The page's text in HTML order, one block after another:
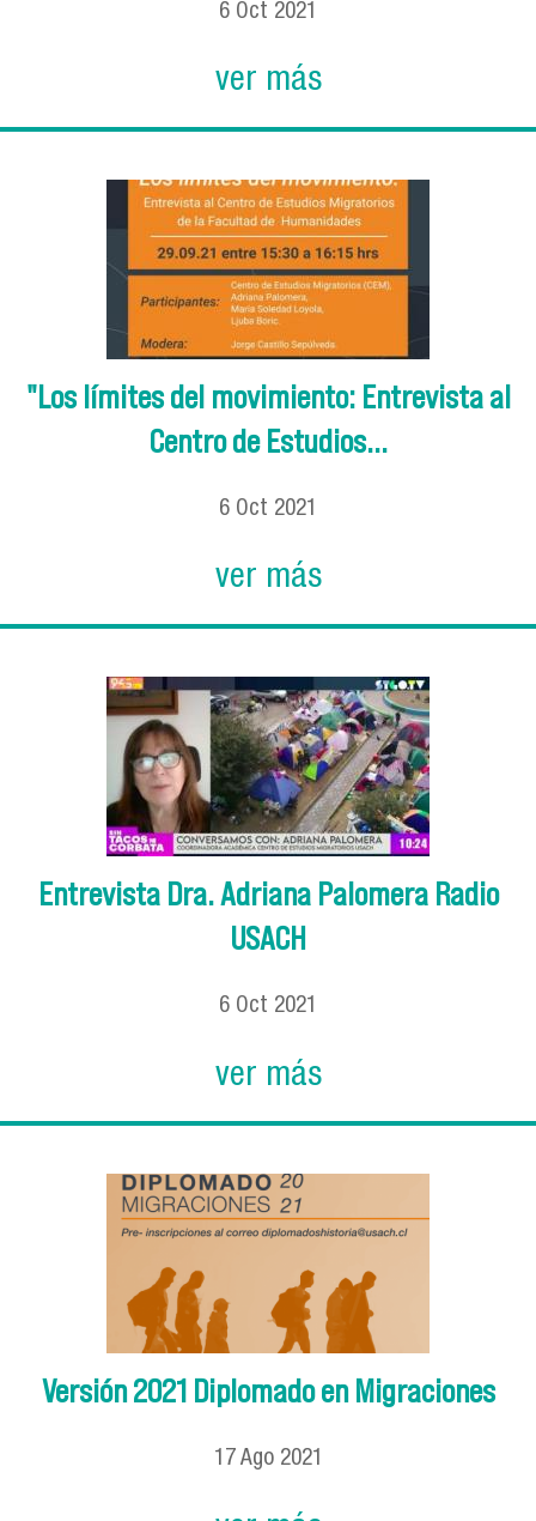
6 Oct 2021
ver más
"Los límites del movimiento: Entrevista al
Centro de Estudios...
6 Oct 2021
ver más
Entrevista Dra. Adriana Palomera Radio
USACH
6 Oct 2021
ver más
Versión 2021 Diplomado en Migraciones
17 Ago 2021